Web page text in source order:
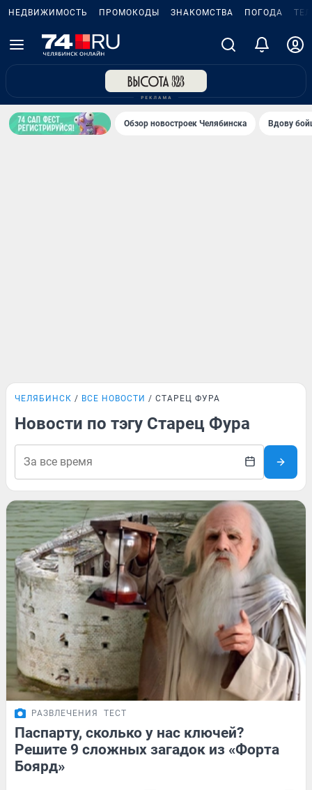
НЕДВИЖИМОСТЬ ПРОМОКОДЫ ЗНАКОМСТВА ПОГОДА
Обзор новостроек Челябинска Вдову
ЧЕЛЯБИНСК ВСЕ НОВОСТИ СТАРЕЦ ФУРА
Новости по тэгу Старец Фура
РАЗВЛЕЧЕНИЯ ТЕСТ
Паспарту, сколько у нас ключей?
Решите 9 сложных загадок из «Форта
Боярд»